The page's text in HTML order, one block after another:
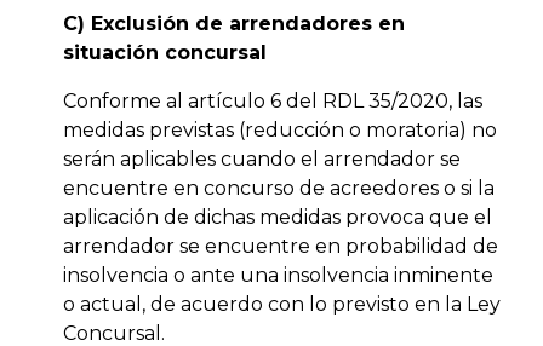
C) Exclusión de arrendadores en
situación concursal
Conforme al artículo 6 del RDL 35/2020, las
medidas previstas (reducción o moratoria) no
serán aplicables cuando el arrendador se
encuentre en concurso de acreedores o si la
aplicación de dichas medidas provoca que el
arrendador se encuentre en probabilidad de
insolvencia o ante una insolvencia inminente
o actual, de acuerdo con lo previsto en la Ley
Concursal.